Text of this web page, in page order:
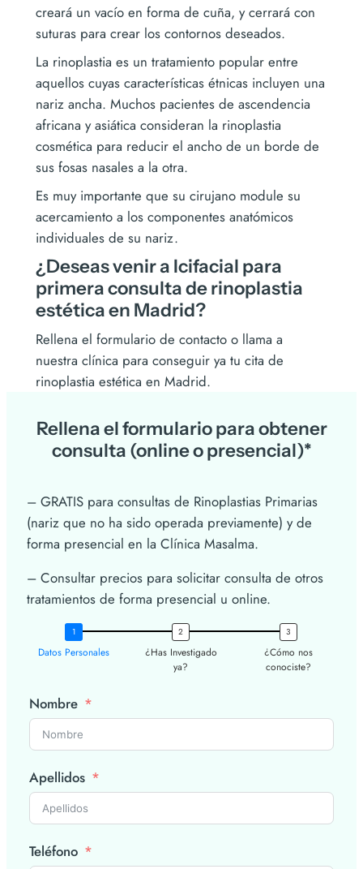
creará un vacío en forma de cuña, y cerrará con
suturas para crear los contornos deseados.
La rinoplastia es un tratamiento popular entre
aquellos cuyas características étnicas incluyen una
nariz ancha. Muchos pacientes de ascendencia
africana y asiática consideran la rinoplastia
cosmética para reducir el ancho de un borde de
sus fosas nasales a la otra.
Es muy importante que su cirujano module su
acercamiento a los componentes anatómicos
individuales de su nariz.
¿Deseas venir a Icifacial para
primera consulta de rinoplastia
estética en Madrid?
Rellena el formulario de contacto o llama a
nuestra clínica para conseguir ya tu cita de
rinoplastia estética en Madrid.
Rellena el formulario para obtener
consulta (online o presencial)*
– GRATIS para consultas de Rinoplastias Primarias
(nariz que no ha sido operada previamente) y de
forma presencial en la Clínica Masalma.
– Consultar precios para solicitar consulta de otros
tratamientos de forma presencial u online.
Datos Personales
¿Has Investigado
ya?
¿Cómo nos
conociste?
Nombre
Apellidos
Teléfono